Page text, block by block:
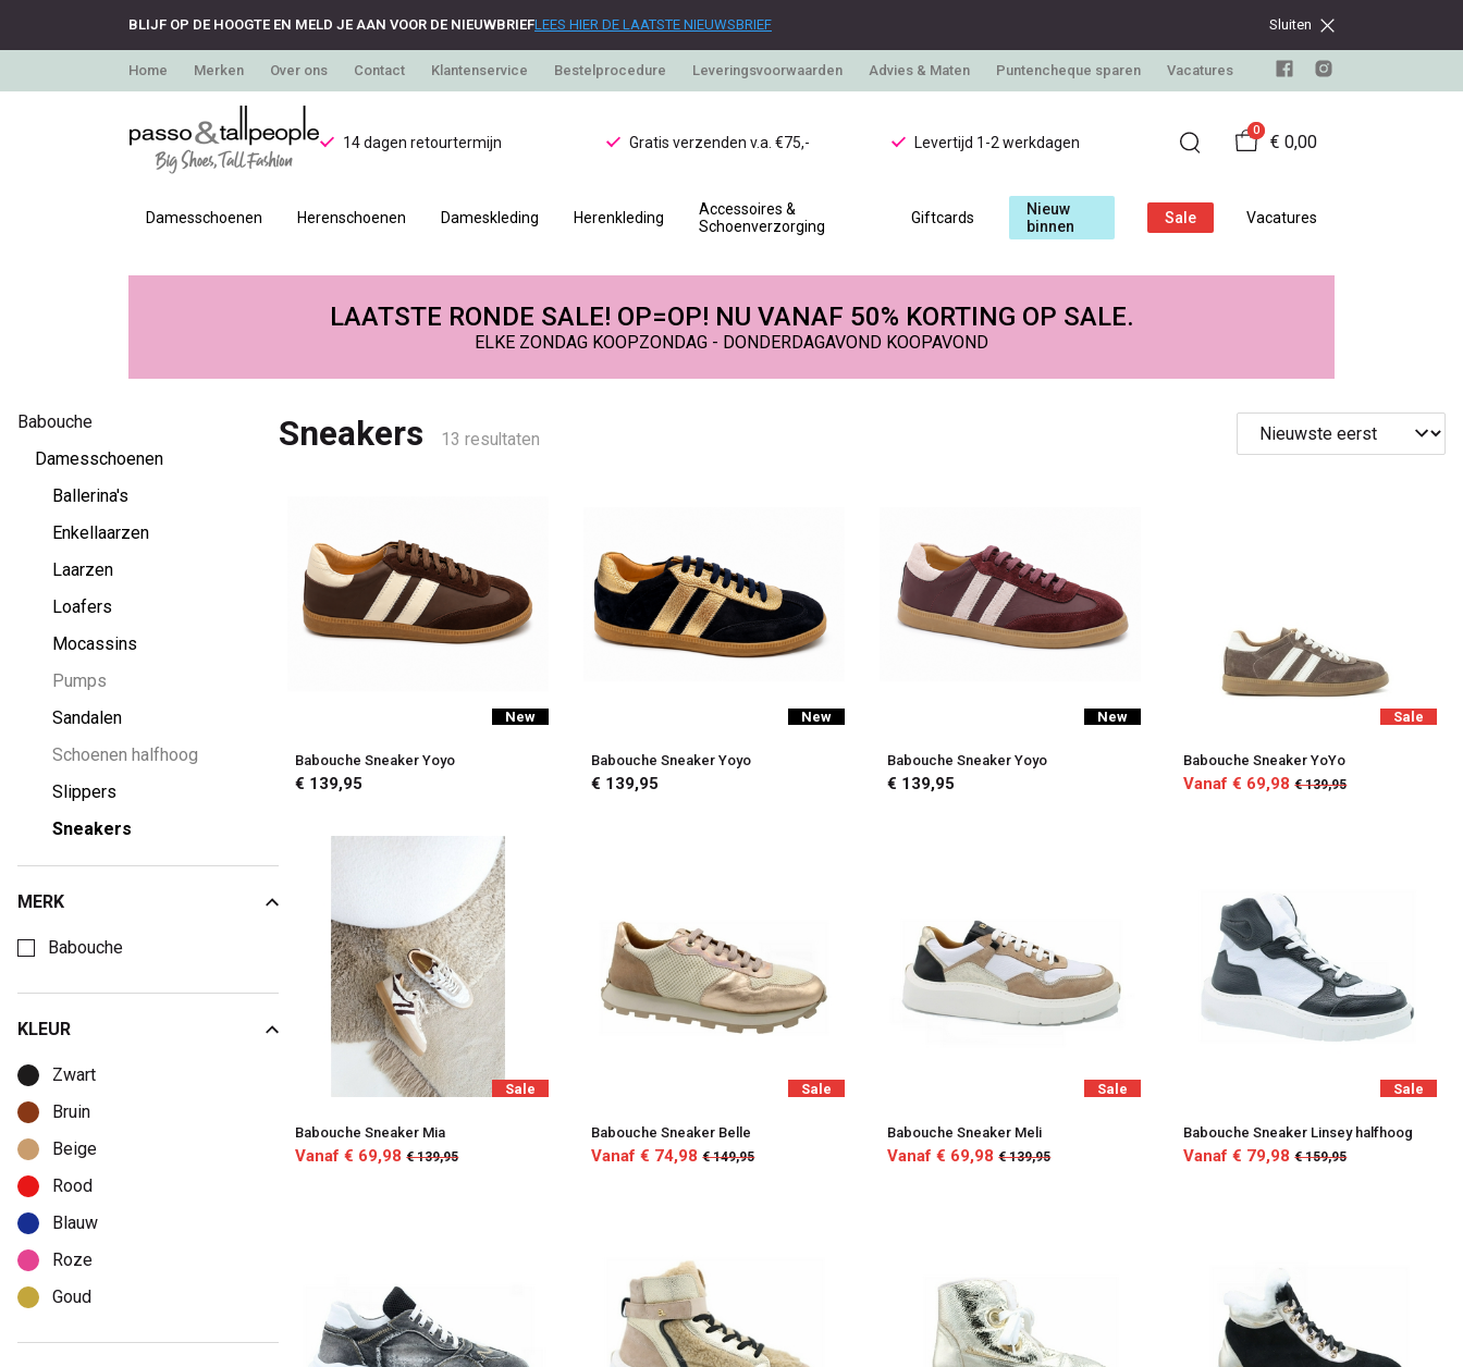
BLIJF OP DE HOOGTE EN MELD JE AAN VOOR DE NIEUWBRIEFLEES HIER DE LAATSTE NIEUWSBRIEF Sluiten
Home Merken Over ons Contact Klantenservice Bestelprocedure Leveringsvoorwaarden Advies & Maten Puntencheque sparen Vacatures
14 dagen retourtermijn Gratis verzenden v.a. €75,- Levertijd 1-2 werkdagen
0
€ 0,00
Damesschoenen Herenschoenen Dameskleding Herenkleding
Accessoires &
Schoenverzorging
Giftcards
Nieuw
binnen
Sale Vacatures
Babouche
grote
maten
Passo
LAATSTE RONDE SALE! OP=OP! NU VANAF 50% KORTING OP SALE.
ELKE ZONDAG KOOPZONDAG - DONDERDAGAVOND KOOPAVOND
Babouche
Damesschoenen
Ballerina's
Enkellaarzen
Laarzen
Loafers
Mocassins
Pumps
Sandalen
Schoenen halfhoog
Slippers
Sneakers
MERK
Babouche
KLEUR
Zwart
Bruin
Beige
Rood
Blauw
Roze
Goud
Sneakers 13 resultaten
New
Babouche Sneaker Yoyo
€ 139,95
New
Babouche Sneaker Yoyo
€ 139,95
New
Babouche Sneaker Yoyo
€ 139,95
Sale
Babouche Sneaker YoYo
Vanaf € 69,98 € 139,95
Sale
Babouche Sneaker Mia
Vanaf € 69,98 € 139,95
Sale
Babouche Sneaker Belle
Vanaf € 74,98 € 149,95
Sale
Babouche Sneaker Meli
Vanaf € 69,98 € 139,95
Sale
Babouche Sneaker Linsey halfhoog
Vanaf € 79,98 € 159,95